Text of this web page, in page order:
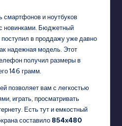
смартфонов и ноутбуков
новинками. Бюджетный
поступил в проддажу уже давно
надежная модель. Этот
получил размеры в
146 грамм.
позволяет вам с легкостью
играть, просматривать
Есть тут и емкостный
составило 854х480